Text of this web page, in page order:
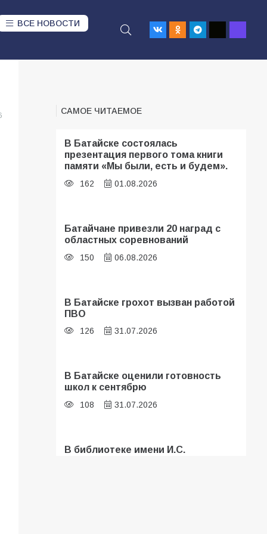
ВСЕ НОВОСТИ
САМОЕ ЧИТАЕМОЕ
В Батайске состоялась
презентация первого тома книги
памяти «Мы были, есть и будем».
162 01.08.2026
Батайчане привезли 20 наград с
областных соревнований
150 06.08.2026
В Батайске грохот вызван работой
ПВО
126 31.07.2026
В Батайске оценили готовность
школ к сентябрю
108 31.07.2026
В библиотеке имени И.С.